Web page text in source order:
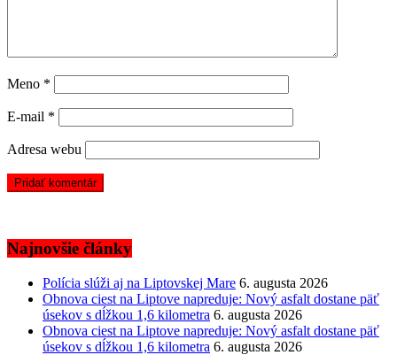
Meno *
E-mail *
Adresa webu
Najnovšie články
Polícia slúži aj na Liptovskej Mare 6. augusta 2026
Obnova ciest na Liptove napreduje: Nový asfalt dostane päť
úsekov s dĺžkou 1,6 kilometra 6. augusta 2026
Obnova ciest na Liptove napreduje: Nový asfalt dostane päť
úsekov s dĺžkou 1,6 kilometra 6. augusta 2026